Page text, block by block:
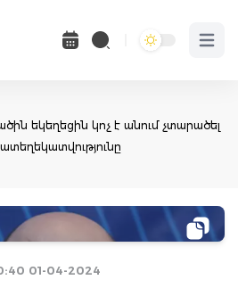
Open
եկեղեցին կոչ է անում չտարածել
01-04-2024